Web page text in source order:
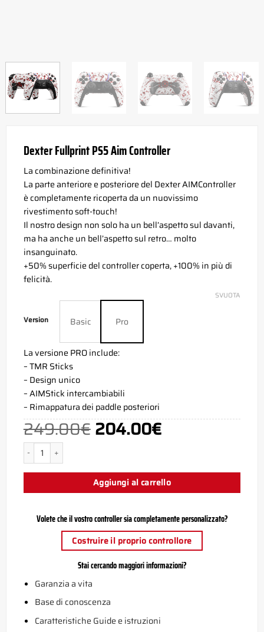
Dexter Fullprint PS5 Aim Controller
La combinazione definitiva!
La parte anteriore e posteriore del Dexter AIMController
è completamente ricoperta da un nuovissimo
rivestimento soft-touch!
Il nostro design non solo ha un bell’aspetto sul davanti,
ma ha anche un bell’aspetto sul retro… molto
insanguinato.
+50% superficie del controller coperta, +100% in più di
felicità.
Version Basic Pro
SVUOTA
La versione PRO include:
– TMR Sticks
– Design unico
– AIMStick intercambiabili
– Rimappatura dei paddle posteriori
249.00€ Il
prezzo
originale
204.00€Il
prezzo
Dexter Fullprint PS5 Aim Controller quantità
Aggiungi al carrello
Volete che il vostro controller sia completamente personalizzato?
Costruire il proprio controllore
Stai cercando maggiori informazioni?
Garanzia a vita
Base di conoscenza
Caratteristiche Guide e istruzioni